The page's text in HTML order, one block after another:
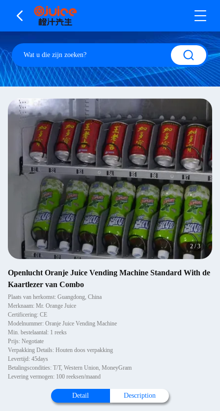
2 /3
Openlucht Oranje Juice Vending Machine Standard With de
Kaartlezer van Combo
Plaats van herkomst: Guangdong, China
Merknaam: Mr. Orange Juice
Certificering: CE
Modelnummer: Oranje Juice Vending Machine
Min. bestelaantal: 1 reeks
Prijs: Negotiate
Verpakking Details: Houten doos verpakking
Levertijd: 45days
Betalingscondities: T/T, Western Union, MoneyGram
Levering vermogen: 100 reeksen/maand
Detail Description